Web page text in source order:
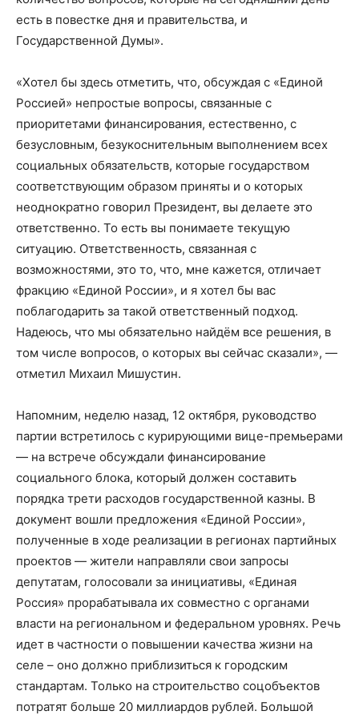
есть в повестке дня и правительства, и
Государственной Думы».
«Хотел бы здесь отметить, что, обсуждая с «Единой
Россией» непростые вопросы, связанные с
приоритетами финансирования, естественно, с
безусловным, безукоснительным выполнением всех
социальных обязательств, которые государством
соответствующим образом приняты и о которых
неоднократно говорил Президент, вы делаете это
ответственно. То есть вы понимаете текущую
ситуацию. Ответственность, связанная с
возможностями, это то, что, мне кажется, отличает
фракцию «Единой России», и я хотел бы вас
поблагодарить за такой ответственный подход.
Надеюсь, что мы обязательно найдём все решения, в
том числе вопросов, о которых вы сейчас сказали», —
отметил Михаил Мишустин.
Напомним, неделю назад, 12 октября, руководство
партии встретилось с курирующими вице-премьерами
— на встрече обсуждали финансирование
социального блока, который должен составить
порядка трети расходов государственной казны. В
документ вошли предложения «Единой России»,
полученные в ходе реализации в регионах партийных
проектов — жители направляли свои запросы
депутатам, голосовали за инициативы, «Единая
Россия» прорабатывала их совместно с органами
власти на региональном и федеральном уровнях. Речь
идет в частности о повышении качества жизни на
селе – оно должно приблизиться к городским
стандартам. Только на строительство соцобъектов
потратят больше 20 миллиардов рублей. Большой